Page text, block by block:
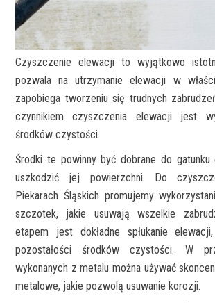
Czyszczenie elewacji to wyjątkowo
pozwala na utrzymanie elewacji w
zapobiega tworzeniu się trudnych
czynnikiem czyszczenia elewacji jest
środków czystości.
Środki te powinny być dobrane do gatunku
uszkodzić jej powierzchni. Do
Piekarach Śląskich promujemy
szczotek, jakie usuwają wszelkie
etapem jest dokładne spłukanie
pozostałości środków czystości. W
wykonanych z metalu można używać
metalowe, jakie pozwolą usuwanie korozji.